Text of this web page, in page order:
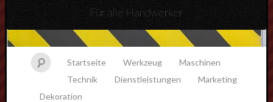
Für alle Handwerker
Startseite Werkzeug
Maschinen
Technik
Dienstleistungen
Marketing
Dekoration